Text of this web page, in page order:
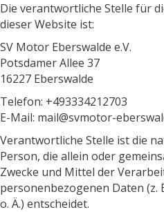
Die verantwortliche Stelle für
dieser Website ist:
SV Motor Eberswalde e.V.
Potsdamer Allee 37
16227 Eberswalde
Telefon: +493334212703
E-Mail: mail@svmotor-
Verantwortliche Stelle ist die
Person, die allein oder
Zwecke und Mittel der
personenbezogenen Daten (z.
o. Ä.) entscheidet.